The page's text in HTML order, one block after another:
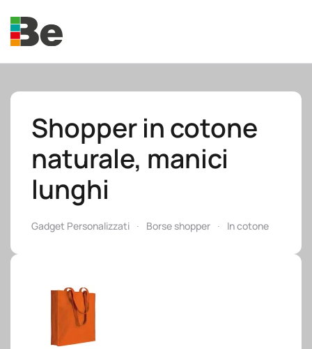
Skip to main content
Shopper in cotone
naturale, manici
lunghi
Gadget Personalizzati Borse shopper In cotone